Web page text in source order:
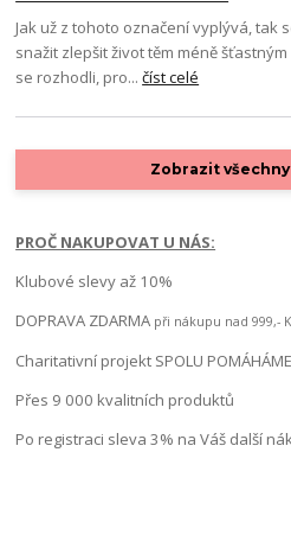
Jak už z tohoto označení vyplývá, tak
snažit zlepšit život těm méně
se rozhodli, pro...číst celé
Zobrazit
PROČ NAKUPOVAT U NÁS:
Klubové slevy až 10%
DOPRAVA ZDARMA při nákupu nad 999,-
Charitativní projekt SPOLU POMÁHÁME
Přes 9 000 kvalitních produktů
Po registraci sleva 3% na Váš další